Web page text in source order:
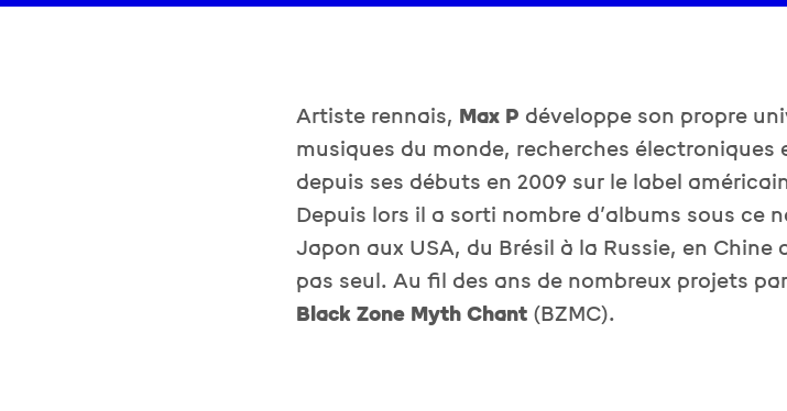
Artiste rennais, Max P développe son propre
musiques du monde, recherches
depuis ses débuts en 2009 sur le label
Depuis lors il a sorti nombre d’albums sous
Japon aux USA, du Brésil à la Russie, en Chine
pas seul. Au fil des ans de nombreux projets
Black Zone Myth Chant(BZMC).